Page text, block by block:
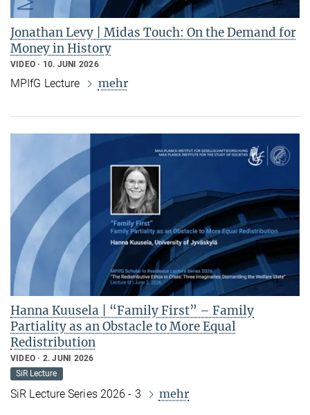
Jonathan Levy | Midas Touch: On the Demand for
Money in History
VIDEO 10. JUNI 2026
MPIfG Lecture mehr
Hanna Kuusela | “Family First” – Family
Partiality as an Obstacle to More Equal
Redistribution
VIDEO
2. JUNI 2026
SiR Lecture
SiR Lecture Series 2026 - 3 mehr